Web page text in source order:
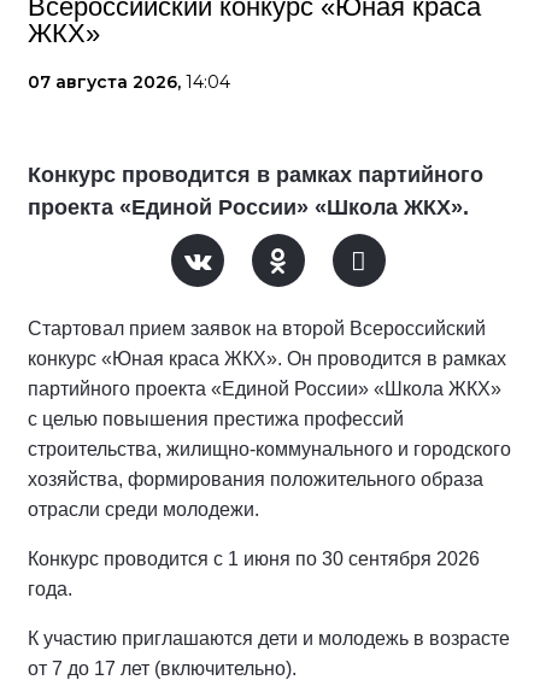
Всероссийский конкурс «Юная краса
ЖКХ»
07 августа 2026, 14:04
Конкурс проводится в рамках партийного
проекта «Единой России» «Школа ЖКХ».
Стартовал прием заявок на второй Всероссийский
конкурс «Юная краса ЖКХ». Он проводится в рамках
партийного проекта «Единой России» «Школа ЖКХ»
с целью повышения престижа профессий
строительства, жилищно-коммунального и городского
хозяйства, формирования положительного образа
отрасли среди молодежи.
Конкурс проводится с 1 июня по 30 сентября 2026
года.
К участию приглашаются дети и молодежь в возрасте
от 7 до 17 лет (включительно).